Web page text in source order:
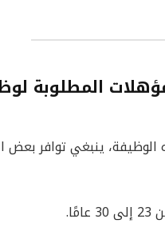
المطلوبة
الوظيفة، ينبغي توافر بعض